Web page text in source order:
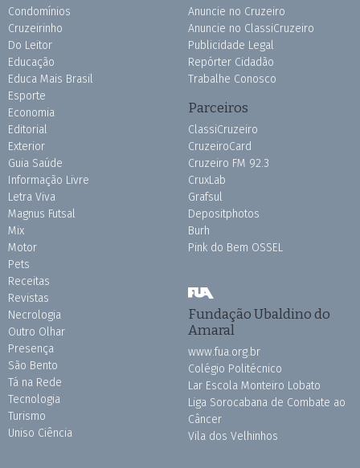
Condomínios
Cruzeirinho
Do Leitor
Educação
Educa Mais Brasil
Esporte
Economia
Editorial
Exterior
Guia Saúde
Informação Livre
Letra Viva
Magnus Futsal
Mix
Motor
Pets
Receitas
Revistas
Necrologia
Outro Olhar
Presença
São Bento
Tá na Rede
Tecnologia
Turismo
Uniso Ciência
Anuncie no Cruzeiro
Anuncie no ClassiCruzeiro
Publicidade Legal
Repórter Cidadão
Trabalhe Conosco
Parceiros
ClassiCruzeiro
CruzeiroCard
Cruzeiro FM 92.3
CruxLab
Grafsul
Depositphotos
Burh
Pink do Bem OSSEL
Fundação Ubaldino do
Amaral
www.fua.org.br
Colégio Politécnico
Lar Escola Monteiro Lobato
Liga Sorocabana de Combate ao
Câncer
Vila dos Velhinhos